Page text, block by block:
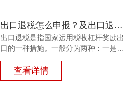
出口退税怎么申报？及出口退税怎么进行填写增值税申报表?
出口退税是指国家运用税收杠杆奖励出
口的一种措施。一般分为两种：一是退
或半成品，加工制成产品出口时，退还
其已纳的进口税。
查看详情